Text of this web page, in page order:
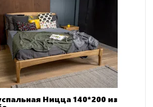
Ницца 140*200 из